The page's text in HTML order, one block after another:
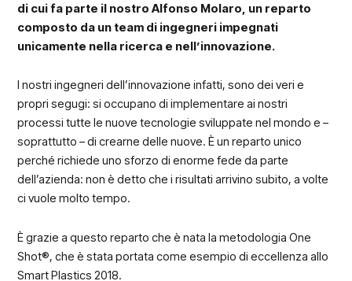
di cui fa parte il nostro Alfonso Molaro, un reparto
composto da un team di ingegneri impegnati
unicamente nella ricerca e nell’innovazione.
I nostri ingegneri dell’innovazione infatti, sono dei veri e
propri segugi: si occupano di implementare ai nostri
processi tutte le nuove tecnologie sviluppate nel mondo e –
soprattutto – di crearne delle nuove. È un reparto unico
perché richiede uno sforzo di enorme fede da parte
dell’azienda: non è detto che i risultati arrivino subito, a volte
ci vuole molto tempo.
È grazie a questo reparto che è nata la metodologia One
Shot®, che è stata portata come esempio di eccellenza allo
Smart Plastics 2018.